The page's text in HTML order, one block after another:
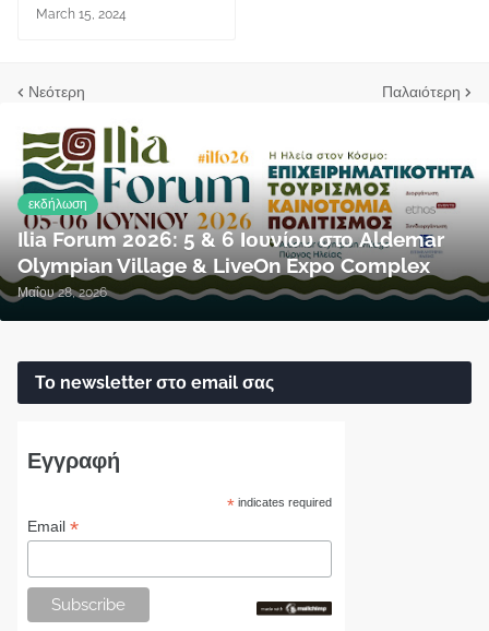
March 15, 2024
Νεότερη Παλαιότερη
εκδήλωση
Ilia Forum 2026: 5 & 6 Ιουνίου στο Aldemar
Olympian Village & LiveOn Expo Complex
Μαΐου 28, 2026
Το newsletter στο email σας
Εγγραφή
* indicates required
Email *